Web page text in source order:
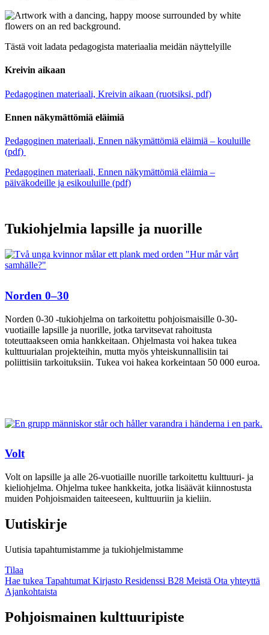
Tästä voit ladata pedagogista materiaalia meidän näyttelyille
Kreivin aikaan
Pedagoginen materiaali, Kreivin aikaan (ruotsiksi, pdf)
Ennen näkymättömiä eläimiä
Pedagoginen materiaali, Ennen näkymättömiä eläimiä – kouluille
(pdf)
Pedagoginen materiaali, Ennen näkymättömiä eläimia –
päiväkodeille ja esikouluille (pdf)
Tukiohjelmia lapsille ja nuorille
Norden 0–30
Norden 0-30 -tukiohjelma on tarkoitettu pohjoismaisille 0-30-
vuotiaille lapsille ja nuorille, jotka tarvitsevat rahoitusta
toteuttaakseen omia hankkeitaan. Ohjelmasta voi hakea tukea
kulttuurialan projekteihin, mutta myös yhteiskunnallisiin tai
poliittisiin tarkoituksiin. Tukea voi hakea korkeintaan 50 000 euroa.
Volt
Volt on lapsille ja alle 26-vuotiaille nuorille tarkoitettu kulttuuri- ja
kieliohjelma. Ohjelma tukee hankkeita, jotka lisäävät kiinnostusta
muiden Pohjoismaiden taiteeseen, kulttuuriin ja kieliin.
Uutiskirje
Uutisia tapahtumistamme ja tukiohjelmistamme
Tilaa
Hae tukea Tapahtumat Kirjasto Residenssi B28 Meistä Ota yhteyttä
Ajankohtaista
Facebook:
Avataan
Instagram:
Avataan
TikTok:
Avataan
Youtube:
Avataan
Vimeo:
Avataan
Pohjoismainen kulttuuripiste